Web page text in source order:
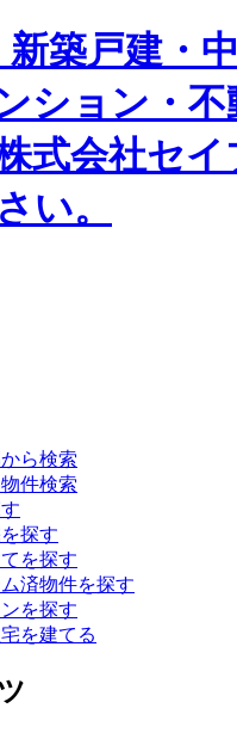
ら検索
件検索
探す
を探す
済物件を探す
を探す
を建てる